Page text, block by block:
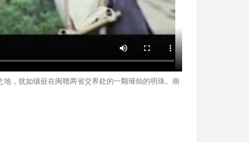
，犹如镶嵌在闽赣两省交界处的一颗璀灿的明珠。南